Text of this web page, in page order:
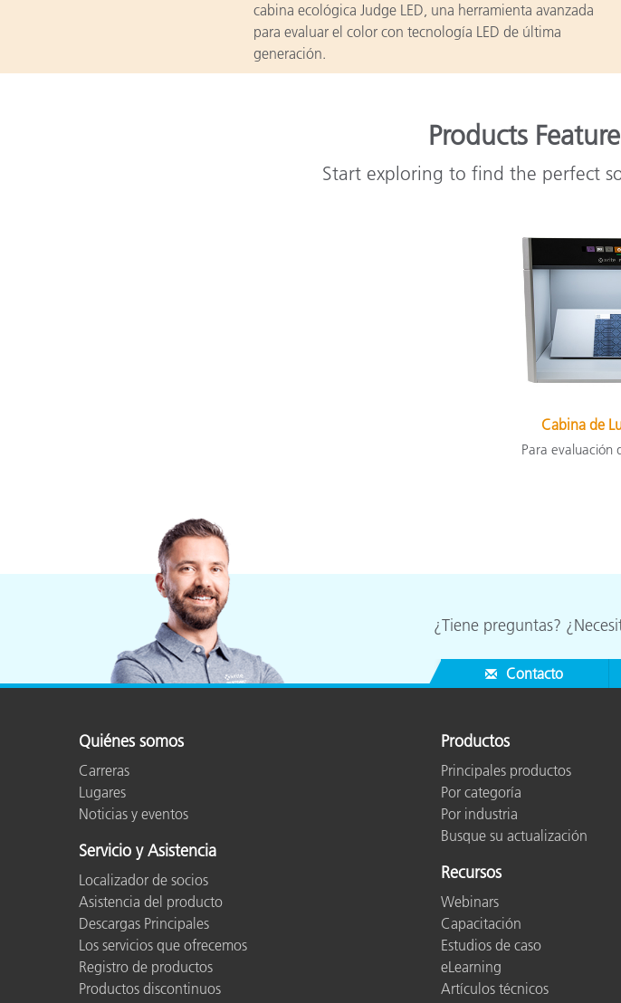
cabina ecológica Judge LED, una herramienta avanzada
para evaluar el color con tecnología LED de última
generación.
Products
Start exploring to find the perfect
Cabina de
Para evaluación
¿Tiene preguntas?
Contacto
Quiénes somos
Carreras
Lugares
Noticias y eventos
Servicio y Asistencia
Localizador de socios
Asistencia del producto
Descargas Principales
Los servicios que ofrecemos
Registro de productos
Productos discontinuos
Productos
Principales productos
Por categoría
Por industria
Busque su actualización
Recursos
Webinars
Capacitación
Estudios de caso
eLearning
Artículos técnicos